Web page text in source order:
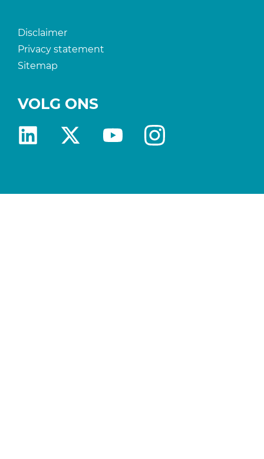
Disclaimer
Privacy statement
Sitemap
VOLG ONS